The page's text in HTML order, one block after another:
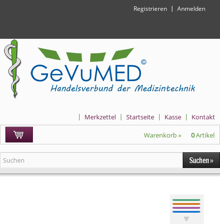
Registrieren Anmelden
Kontakt
Kasse
Startseite
Merkzettel
Warenkorb » 0Artikel